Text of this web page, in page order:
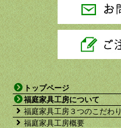
トップページ
福庭家具工房について
福庭家具工房３つのこだわり
福庭家具工房概要